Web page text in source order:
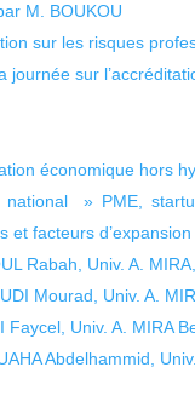
M. BOUKOU
sur les risques
journée sur
économique hors
national » PME,
et facteurs d’expansion
Rabah, Univ. A.
Mourad, Univ. A.
Univ. A. MIRA
Abdelhammid,